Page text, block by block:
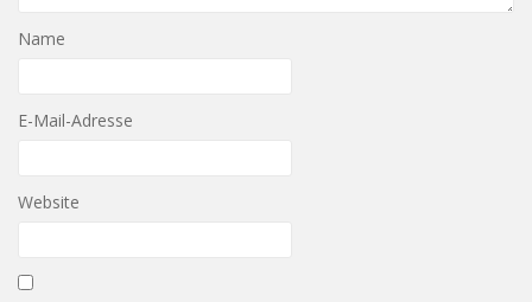
Name
E-Mail-Adresse
Website